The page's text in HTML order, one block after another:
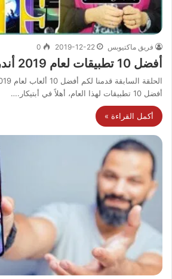
فريق ماكتيوبس 2019-12-22
0
أفضل 10 تطبيقات لعام 2019 أندرويد وأيفون
أفضل 10 تطبيقات لهذا العام، أهلاً في أبتيكار.…
أكمل القراءة »